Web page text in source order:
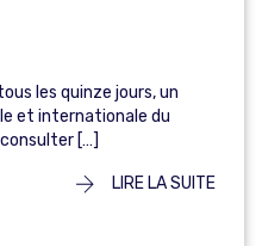
les quinze jours, un
et internationale du
[…]
LIRE LA SUITE